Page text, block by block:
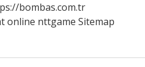
bombas.com.tr
online nttgame Sitemap